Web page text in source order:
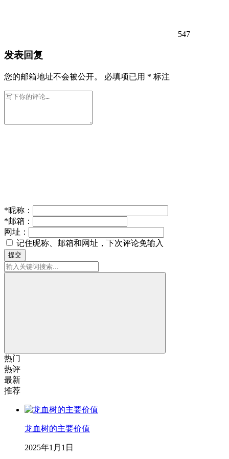
547
发表回复
您的邮箱地址不会被公开。 必填项已用 * 标注
*昵称：
*邮箱：
网址：
记住昵称、邮箱和网址，下次评论免输入
提交
热门
热评
最新
推荐
龙血树的主要价值
2025年1月1日